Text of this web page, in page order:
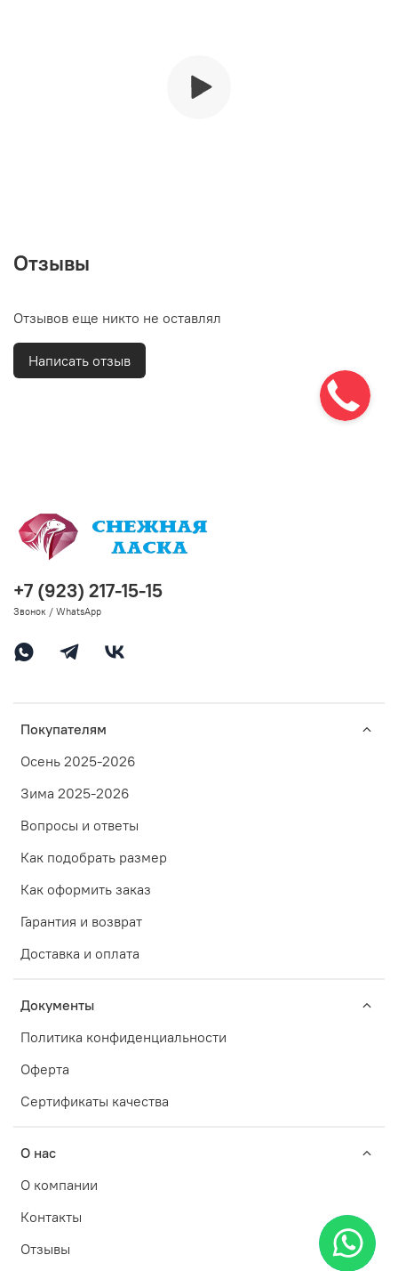
Отзывы
Отзывов еще никто не оставлял
Написать отзыв
Покупателям
Осень 2025-2026
Зима 2025-2026
Вопросы и ответы
Как подобрать размер
Как оформить заказ
Гарантия и возврат
Доставка и оплата
Документы
Политика конфиденциальности
Оферта
Сертификаты качества
О нас
О компании
Контакты
Отзывы
+7 (923) 217-15-15
Звонок / WhatsApp